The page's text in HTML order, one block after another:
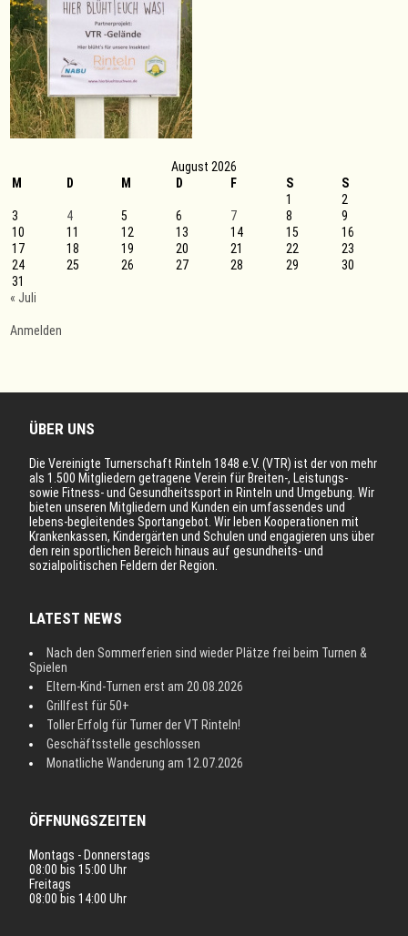
August 2026
M
D M D F S
S
1
2
3
4 5 6 7 8
9
10
11 12 13 14 15
16
17
18 19 20 21 22
23
24
25 26 27 28 29
30
31
« Juli
Anmelden
ÜBER UNS
Die Vereinigte Turnerschaft Rinteln 1848 e.V. (VTR) ist der von mehr
als 1.500 Mitgliedern getragene Verein für Breiten-, Leistungs-
sowie Fitness- und Gesundheitssport in Rinteln und Umgebung. Wir
bieten unseren Mitgliedern und Kunden ein umfassendes und
lebens-begleitendes Sportangebot. Wir leben Kooperationen mit
Krankenkassen, Kindergärten und Schulen und engagieren uns über
den rein sportlichen Bereich hinaus auf gesundheits- und
sozialpolitischen Feldern der Region.
LATEST NEWS
Nach den Sommerferien sind wieder Plätze frei beim Turnen &
Spielen
Eltern-Kind-Turnen erst am 20.08.2026
Grillfest für 50+
Toller Erfolg für Turner der VT Rinteln!
Geschäftsstelle geschlossen
Monatliche Wanderung am 12.07.2026
ÖFFNUNGSZEITEN
Montags - Donnerstags
08:00 bis 15:00 Uhr
Freitags
08:00 bis 14:00 Uhr